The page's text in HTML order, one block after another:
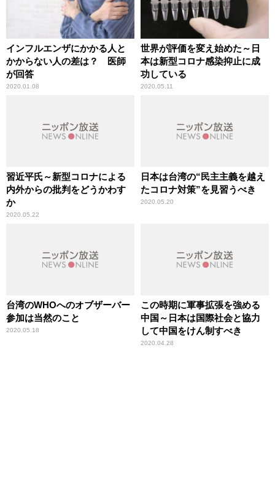
インフルエンザにかかる人と
かからない人の差は？ 医師
が回答
2020.01.08
世界が評価を変え始めた～日
本は新型コロナ感染抑止に成
功している
2020.05.11
習近平氏～新型コロナによる
内外からの批判をどうかわす
か
2020.05.22
日本は台湾の“民主主義を越え
たコロナ対策”を見習うべき
2020.05.20
台湾のWHOへのオブザーバー
参加は当然のこと
2020.05.18
この時期に軍事拡張を強める
中国～日本は国際社会と協力
して中国をけん制すべき
2020.04.28